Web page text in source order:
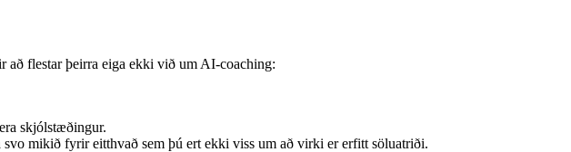
að flestar þeirra eiga ekki við um AI-coaching:
skjólstæðingur.
mikið fyrir eitthvað sem þú ert ekki viss um að virki er erfitt söluatriði.